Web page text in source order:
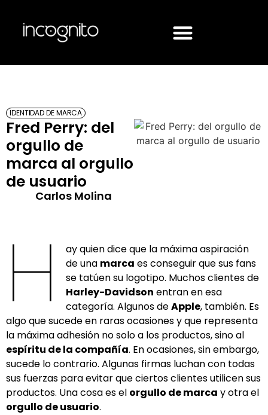
IDENTIDAD DE MARCA
Fred Perry: del
orgullo de
marca al orgullo
de usuario
Carlos Molina
H
ay quien dice que la máxima aspiración
de una marca es conseguir que sus fans
se tatúen su logotipo. Muchos clientes de
Harley-Davidson entran en esa
categoría. Algunos deApple, también. Es
algo que sucede en raras ocasiones y que representa
la máxima adhesión no solo a los productos, sino al
espíritu de la compañía. En ocasiones, sin embargo,
sucede lo contrario. Algunas firmas luchan con todas
sus fuerzas para evitar que ciertos clientes utilicen sus
productos. Una cosa es el orgullo de marca y otra el
orgullo de usuario.